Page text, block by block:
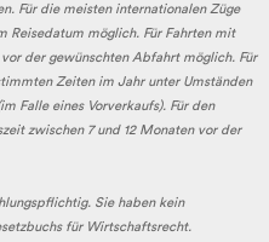
Für die meisten internationalen Züge
Reisedatum möglich. Für Fahrten mit
der gewünschten Abfahrt möglich. Für
Zeiten im Jahr unter Umständen
Falle eines Vorverkaufs). Für den
zwischen 7 und 12 Monaten vor der
Sie haben kein
für Wirtschaftsrecht.